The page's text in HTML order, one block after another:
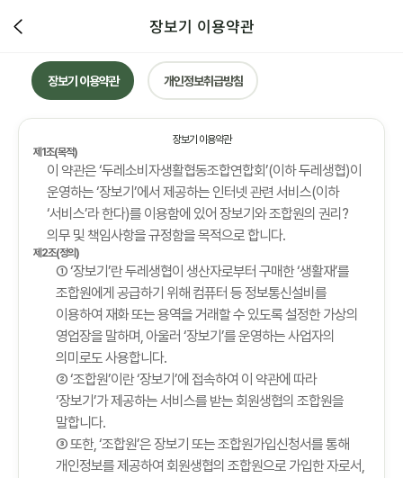
장보기 이용약관
장보기 이용약관 개인정보취급방침
장보기 이용약관
제1조(목적)
이 약관은 ‘두레소비자생활협동조합연합회’(이하 두레생협)이
운영하는 ‘장보기’에서 제공하는 인터넷 관련 서비스(이하
‘서비스’라 한다)를 이용함에 있어 장보기와 조합원의 권리?
의무 및 책임사항을 규정함을 목적으로 합니다.
제2조(정의)
① ‘장보기’란 두레생협이 생산자로부터 구매한 ‘생활재’를
조합원에게 공급하기 위해 컴퓨터 등 정보통신설비를
이용하여 재화 또는 용역을 거래할 수 있도록 설정한 가상의
영업장을 말하며, 아울러 ‘장보기’를 운영하는 사업자의
의미로도 사용합니다.
② ‘조합원’이란 ‘장보기’에 접속하여 이 약관에 따라
‘장보기’가 제공하는 서비스를 받는 회원생협의 조합원을
말합니다.
③ 또한, ‘조합원’은 장보기 또는 조합원가입신청서를 통해
개인정보를 제공하여 회원생협의 조합원으로 가입한 자로서,